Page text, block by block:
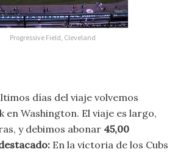
Progressive Field, Cleveland
días del viaje volvemos
en Washington. El viaje es largo,
y debimos abonar 45,00
En la victoria de los Cubs